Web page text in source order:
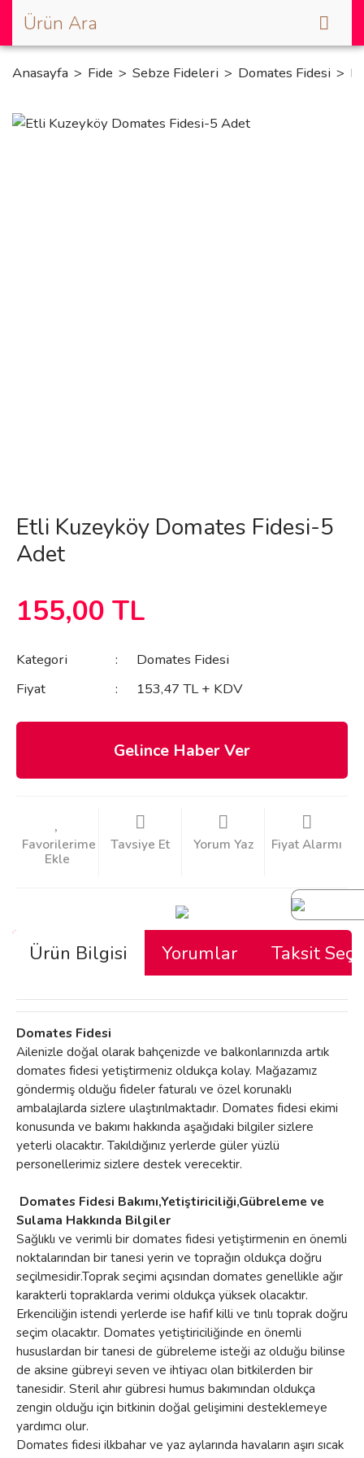
Anasayfa Fide Sebze Fideleri Domates Fidesi
Etli Kuzeyköy Domates Fidesi-5
Adet
155,00 TL
Kategori
Domates Fidesi
Fiyat
153,47 TL + KDV
Gelince Haber Ver
Tavsiye Et Yorum Yaz Fiyat Alarmı
Ürün Bilgisi Yorumlar Taksit
Domates Fidesi
Ailenizle doğal olarak bahçenizde ve balkonlarınızda artık
domates fidesi yetiştirmeniz oldukça kolay. Mağazamız
göndermiş olduğu fideler faturalı ve özel korunaklı
ambalajlarda sizlere ulaştırılmaktadır. Domates fidesi ekimi
konusunda ve bakımı hakkında aşağıdaki bilgiler sizlere
yeterli olacaktır. Takıldığınız yerlerde güler yüzlü
personellerimiz sizlere destek verecektir.
Domates Fidesi Bakımı,Yetiştiriciliği,Gübreleme ve
Sulama Hakkında Bilgiler
Sağlıklı ve verimli bir domates fidesi yetiştirmenin en önemli
noktalarından bir tanesi yerin ve toprağın oldukça doğru
seçilmesidir.Toprak seçimi açısından domates genellikle ağır
karakterli topraklarda verimi oldukça yüksek olacaktır.
Erkenciliğin istendi yerlerde ise hafif killi ve tınlı toprak doğru
seçim olacaktır. Domates yetiştiriciliğinde en önemli
hususlardan bir tanesi de gübreleme isteği az olduğu bilinse
de aksine gübreyi seven ve ihtiyacı olan bitkilerden bir
tanesidir. Steril ahır gübresi humus bakımından oldukça
zengin olduğu için bitkinin doğal gelişimini desteklemeye
yardımcı olur.
Domates fidesi ilkbahar ve yaz aylarında havaların aşırı sıcak